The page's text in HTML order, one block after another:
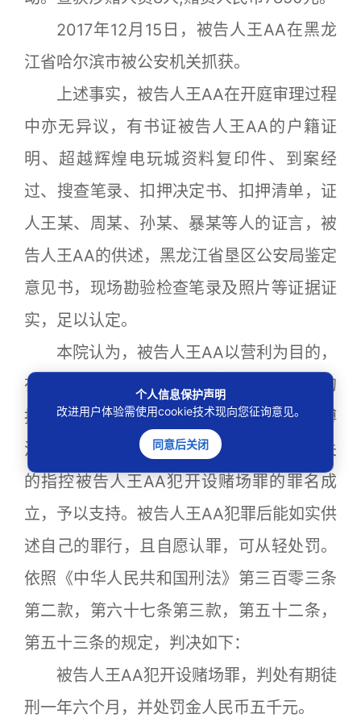
2017年12月15日，被告人王AA在黑龙
江省哈尔滨市被公安机关抓获。
上述事实，被告人王AA在开庭审理过程
中亦无异议，有书证被告人王AA的户籍证
明、超越辉煌电玩城资料复印件、到案经
过、搜查笔录、扣押决定书、扣押清单，证
人王某、周某、孙某、暴某等人的证言，被
告人王AA的供述，黑龙江省垦区公安局鉴定
意见书，现场勘验检查笔录及照片等证据证
实，足以认定。
本院认为，被告人王AA以营利为目的，
在开设的电玩城营业场所内设有赌博功能的
捕鱼机、丛林运动会等游戏设备，从事赌博
活动，其行为已构成开设赌场罪。公诉机关
的指控被告人王AA犯开设赌场罪的罪名成
立，予以支持。被告人王AA犯罪后能如实供
述自己的罪行，且自愿认罪，可从轻处罚。
依照《中华人民共和国刑法》第三百零三条
第二款，第六十七条第三款，第五十二条，
第五十三条的规定，判决如下：
被告人王AA犯开设赌场罪，判处有期徒
刑一年六个月，并处罚金人民币五千元。
个人信息保护声明
改进用户体验需使用cookie技术现向您征询意见。
同意后关闭